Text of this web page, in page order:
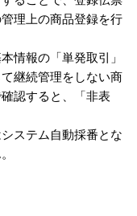
理上の商品登録を行
情報の「単発取引」
継続管理をしない商
認すると、「非表
ステム自動採番とな